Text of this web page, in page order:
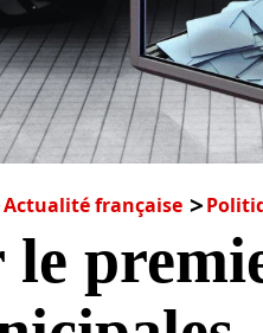
Actualité française
le